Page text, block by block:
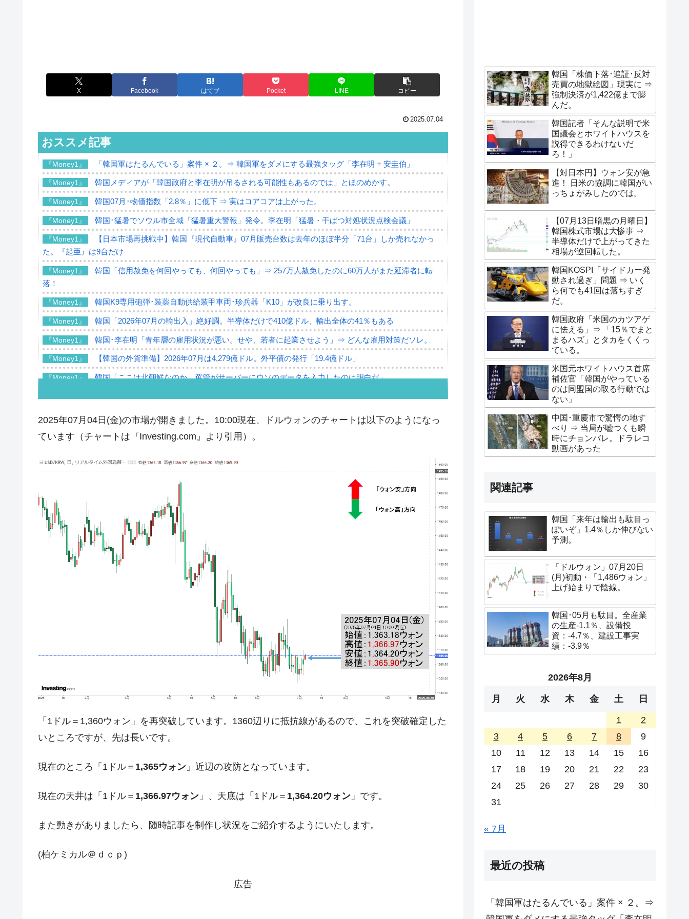
X Facebook はてブ Pocket LINE コピー
2025.07.04
おススメ記事
『Money1』 「韓国軍はたるんでいる」案件 × ２。⇒ 韓国軍をダメにする最強タッグ「李在明 + 安圭伯」
『Money1』 韓国メディアが「韓国政府と李在明が吊るされる可能性もあるのでは」とほのめかす。
『Money1』 韓国07月･物価指数「2.8％」に低下 ⇒ 実はコアコアは上がった。
『Money1』 韓国･猛暑でソウル市全域「猛暑重大警報」発令。李在明「猛暑・干ばつ対処状況点検会議」
『Money1』
【日本市場再挑戦中】韓国『現代自動車』07月販売台数は去年のほぼ半分「71台」しか売れなかっ
た。『起亜』は9台だけ
『Money1』
韓国「信用赦免を何回やっても、何回やっても」⇒ 257万人赦免したのに60万人がまた延滞者に転
落！
『Money1』 韓国K9専用砲弾･装薬自動供給装甲車両･珍兵器「K10」が改良に乗り出す。
『Money1』 韓国「2026年07月の輸出入」絶好調。半導体だけで410億ドル、輸出全体の41％もある
『Money1』 韓国･李在明「青年層の雇用状況が悪い。せや、若者に起業させよう」⇒ どんな雇用対策だソレ。
『Money1』 【韓国の外貨準備】2026年07月は4,279億ドル。外平債の発行「19.4億ドル」
『Money1』 韓国「ここは北朝鮮なのか。選管がサーバーにウソのデータを入力したのは明白だ」
『Money1』 韓国は「中国と同じく」投資に不適格な国だ。
『Money1』 『韓国銀行』が「金の保有量を増やします」⇒「金を経由するドル入手」手段ではないのか？
『Money1』 韓国･帰ってきた李在明。李在明を支持しない「50.5％」に上昇
韓国大統領府ボンクラ政策室長が告発された ⇒ 国家が行った恐るべき株価操作であり、空前の国政
壟断
『Money1』 韓国･警察職員が「丸刈りになって抗議活動」
『Money1』 中国だけが鉄鋼輸出を異常増加させる ⇒ 中国の過剰生産が世界を蝕む。
『Money1』 韓国製造業「半導体絶好調」のウラで他業種は全般的「不調」⇒ PSIが示す現況は決して良くない。
【米韓激突案件】韓国消費者院が『クーパン』1人当たり賠償10万ウォンを認定 ⇒ 総額3兆7,000億
韓国型イージス搭載の次世代駆逐艦「KDDX」1番艦、2032年竣工と公示
【対日本円】ウォン安が急進！ 日米の協調に韓国がいっちょがみしたのでは。
韓国政府『BYD』車への補助金を全廃 ⇒ 実は韓国で『BYD』車は売れている。6カ月で対前年同期比
『Money1』
在韓米国大使スティールが着韓！⇒ さっそく空港に詰めかけ「出て行け！」「極右勢力」のプラカー
ドを掲げる「在韓反米勢力」
『Money1』 韓国政府「2035年までに18.4GW規模のAIデータセンター整備」⇒ だから無理だってば。
『Money1』 JPモルガン「韓国レバレッジETFの清算はほぼ終わった」
『Money1』 韓国政府「ニセＫ-ブランドを通報しようキャンペーン」⇒ あの名物教授も登場！
『Money1』 韓国「橋が落ちました」⇒ 耐久性「なさすぎ」では。
『Money1』
米国下院「韓国の公務員個人をターゲットにぶん殴る法案」提出！⇒ クーパン問題は合衆国企業に対
『Money1』 韓国ボンクラ政策室長･金容範、株価暴落に他人事のような発言。
韓国半導体『SKハイニックス』2026年2Qの業績「史上最高益」当期純利益は前年同期比13.4倍に。
2025年07月04日(金)の市場が開きました。10:00現在、ドルウォンのチャートは以下のようになっ
ています（チャートは『Investing.com』より引用）。
「1ドル＝1,360ウォン」を再突破しています。1360辺りに抵抗線があるので、これを突破確定した
いところですが、先は長いです。
現在のところ「1ドル＝ 1,365ウォン 」近辺の攻防となっています。
現在の天井は「1ドル＝ 1,366.97ウォン 」、天底は「1ドル＝ 1,364.20ウォン 」です。
また動きがありましたら、随時記事を制作し状況をご紹介するようにいたします。
(柏ケミカル＠ｄｃｐ)
広告
韓国「株価下落･追証･反対
売買の地獄絵図」現実に ⇒
強制決済が1,422億まで膨
んだ。
韓国記者「そんな説明で米
国議会とホワイトハウスを
説得できるわけないだ
ろ！」
【対日本円】ウォン安が急
進！ 日米の協調に韓国がい
っちょがみしたのでは。
【07月13日暗黒の月曜日】
韓国株式市場は大惨事 ⇒
半導体だけで上がってきた
相場が逆回転した。
韓国KOSPI「サイドカー発
動され過ぎ」問題 ⇒ いく
ら何でも41回は落ちすぎ
だ。
韓国政府「米国のカツアゲ
に怯える」⇒ 「15％でまと
まるハズ」とタカをくくっ
ている。
米国元ホワイトハウス首席
補佐官「韓国がやっている
のは同盟国の取る行動では
ない」
中国･重慶市で驚愕の地す
べり ⇒ 当局が嘘つくも瞬
時にチョンバレ。ドラレコ
動画があった
関連記事
韓国「来年は輸出も駄目っ
ぽいぞ」1.4％しか伸びない
予測。
「ドルウォン」07月20日
(月)初動・「1,486ウォン」
上げ始まりで陰線。
韓国･05月も駄目。全産業
の生産-1.1％、設備投
資：-4.7％、建設工事実
績：-3.9％
2026年8月
月 火 水 木 金 土 日
1
2
3
4 5 6 7 8
9
10
11 12 13 14 15
16
17
18 19 20 21 22
23
24
25 26 27 28 29
30
31
« 7月
最近の投稿
「韓国軍はたるんでいる」案件 × ２。⇒